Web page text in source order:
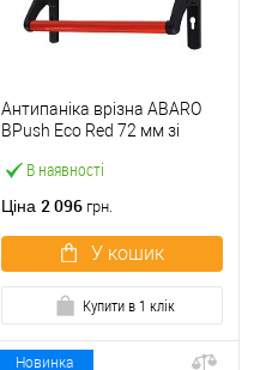
В наявності
Антипаніка врізна ABARO
BPush Eco Red 72 мм зі
Ціна 2 096 грн.
У кошик
Купити в 1 клік
Новинка